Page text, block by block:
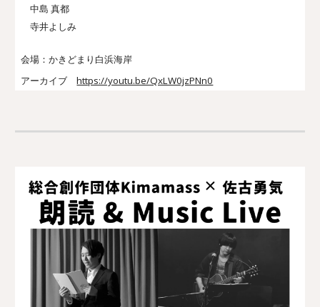
中島 真都
寺井よしみ
会場：かきどまり白浜海岸
アーカイブhttps://youtu.be/QxLW0jzPNn0